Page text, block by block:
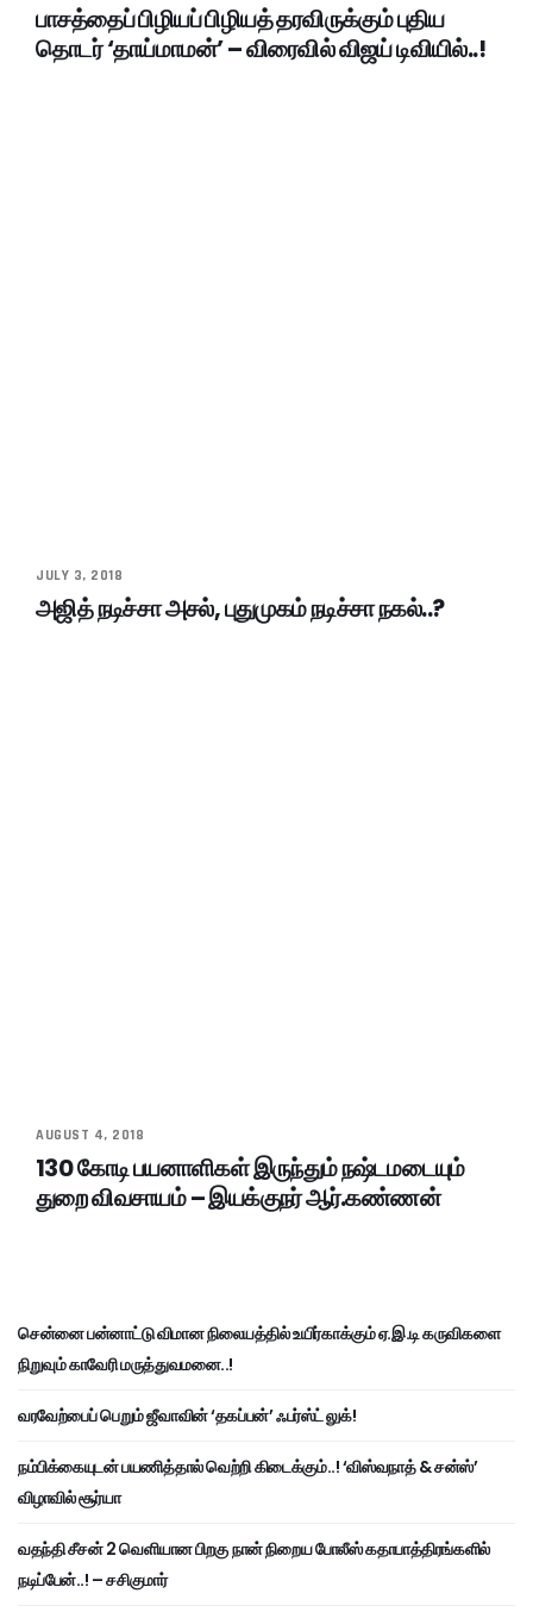
பாசத்தைப் பிழியப் பிழியத் தரவிருக்கும் புதிய
தொடர் ‘தாய்மாமன்’ – விரைவில் விஜய் டிவியில்..!
JULY 3, 2018
அஜித் நடிச்சா அசல், புதுமுகம் நடிச்சா நகல்..?
AUGUST 4, 2018
130 கோடி பயனாளிகள் இருந்தும் நஷ்டமடையும்
துறை விவசாயம் – இயக்குநர் ஆர்.கண்ணன்
சென்னை பன்னாட்டு விமான நிலையத்தில் உயிர்காக்கும் ஏ.இ.டி கருவிகளை
நிறுவும் காவேரி மருத்துவமனை..!
வரவேற்பைப் பெறும் ஜீவாவின் ‘தகப்பன்’ ஃபர்ஸ்ட் லுக்!
நம்பிக்கையுடன் பயணித்தால் வெற்றி கிடைக்கும்..! ‘விஸ்வநாத் & சன்ஸ்’
விழாவில் சூர்யா
வதந்தி சீசன் 2 வெளியான பிறகு நான் நிறைய போலீஸ் கதாபாத்திரங்களில்
நடிப்பேன்..! – சசிகுமார்